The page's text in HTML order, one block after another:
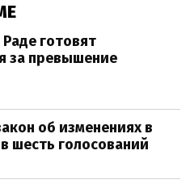
готовят
за превышение
об изменениях в
шесть голосований